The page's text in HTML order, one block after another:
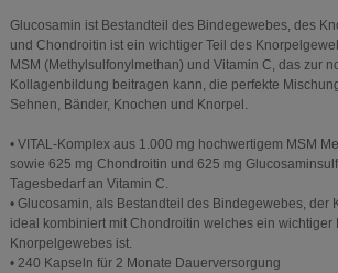
Glucosamin ist Bestandteil des Bindegewebes, des
und Chondroitin ist ein wichtiger Teil des
MSM (Methylsulfonylmethan) und Vitamin C, das zur
Kollagenbildung beitragen kann, die perfekte
Sehnen, Bänder, Knochen und Knorpel.
• VITAL-Komplex aus 1.000 mg hochwertigem MSM
sowie 625 mg Chondroitin und 625 mg
Tagesbedarf an Vitamin C.
• Glucosamin, als Bestandteil des Bindegewebes, der
ideal kombiniert mit Chondroitin welches ein wichtiger
Knorpelgewebes ist.
• 240 Kapseln für 2 Monate Dauerversorgung